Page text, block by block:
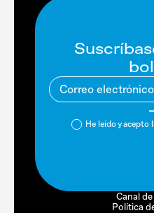
He leído y acepto
Canal
Política